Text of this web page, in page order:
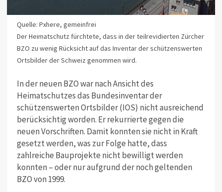
Quelle: Pxhere, gemeinfrei
Der Heimatschutz fürchtete, dass in der teilrevidierten Zürcher
BZO zu wenig Rücksicht auf das Inventar der schützenswerten
Ortsbilder der Schweiz genommen wird.
In der neuen BZO war nach Ansicht des
Heimatschutzes das Bundesinventar der
schützenswerten Ortsbilder (IOS) nicht ausreichend
berücksichtig worden. Er rekurrierte gegen die
neuen Vorschriften. Damit konnten sie nicht in Kraft
gesetzt werden, was zur Folge hatte, dass
zahlreiche Bauprojekte nicht bewilligt werden
konnten – oder nur aufgrund der noch geltenden
BZO von 1999.